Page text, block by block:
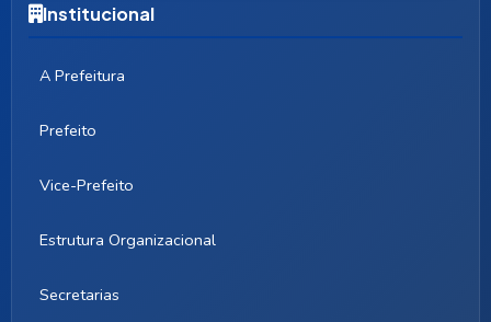
Institucional
A Prefeitura
Prefeito
Vice-Prefeito
Estrutura Organizacional
Secretarias